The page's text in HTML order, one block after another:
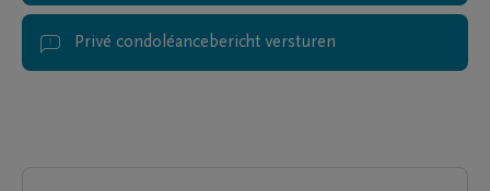
Privé condoléancebericht versturen